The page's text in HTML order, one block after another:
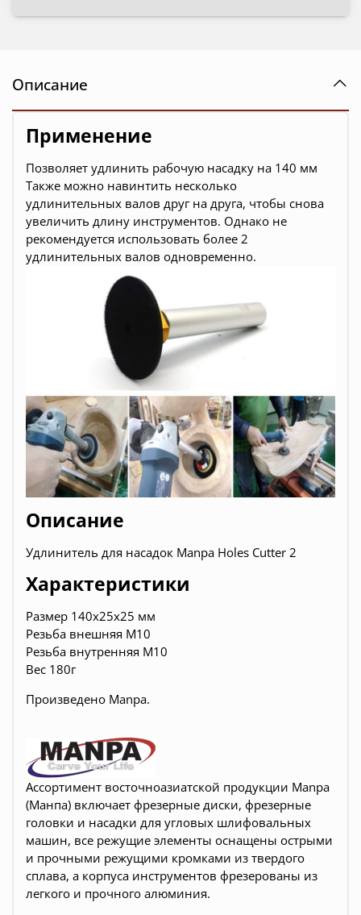
Описание
Применение
Позволяет удлинить рабочую насадку на 140 мм
Также можно навинтить несколько
удлинительных валов друг на друга, чтобы снова
увеличить длину инструментов. Однако не
рекомендуется использовать более 2
удлинительных валов одновременно.
Описание
Удлинитель для насадок Manpa Holes Cutter 2
Характеристики
Размер 140х25х25 мм
Резьба внешняя М10
Резьба внутренняя М10
Вес 180г
Произведено Manpa.
Ассортимент восточноазиатской продукции Manpa
(Манпа) включает фрезерные диски, фрезерные
головки и насадки для угловых шлифовальных
машин, все режущие элементы оснащены острыми
и прочными режущими кромками из твердого
сплава, а корпуса инструментов фрезерованы из
легкого и прочного алюминия.